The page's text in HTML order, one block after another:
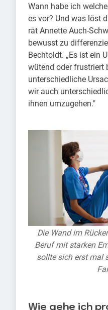
Wann habe ich
es vor? Und was löst
rät Annette Auch-
bewusst zu
Bechtoldt. „Es ist ein
wütend oder frustriert
unterschiedliche
wir auch
ihnen umzugehen."
Die Wand im
Beruf mit starken
sollte sich erst mal
Wie gehe ich